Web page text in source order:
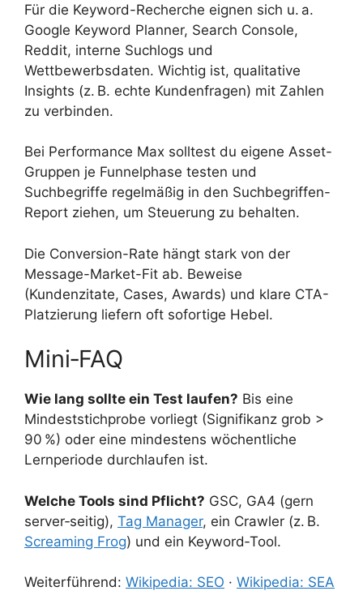
Für die Keyword-Recherche eignen sich u. a.
Google Keyword Planner, Search Console,
Reddit, interne Suchlogs und
Wettbewerbsdaten. Wichtig ist, qualitative
Insights (z. B. echte Kundenfragen) mit Zahlen
zu verbinden.
Bei Performance Max solltest du eigene Asset-
Gruppen je Funnelphase testen und
Suchbegriffe regelmäßig in den Suchbegriffen-
Report ziehen, um Steuerung zu behalten.
Die Conversion-Rate hängt stark von der
Message-Market-Fit ab. Beweise
(Kundenzitate, Cases, Awards) und klare CTA-
Platzierung liefern oft sofortige Hebel.
Mini‑FAQ
Wie lang sollte ein Test laufen? Bis eine
Mindeststichprobe vorliegt (Signifikanz grob >
90 %) oder eine mindestens wöchentliche
Lernperiode durchlaufen ist.
Welche Tools sind Pflicht? GSC, GA4 (gern
server‑seitig), Tag Manager, ein Crawler (z. B.
Screaming Frog) und ein Keyword‑Tool.
Weiterführend: Wikipedia: SEO · Wikipedia: SEA